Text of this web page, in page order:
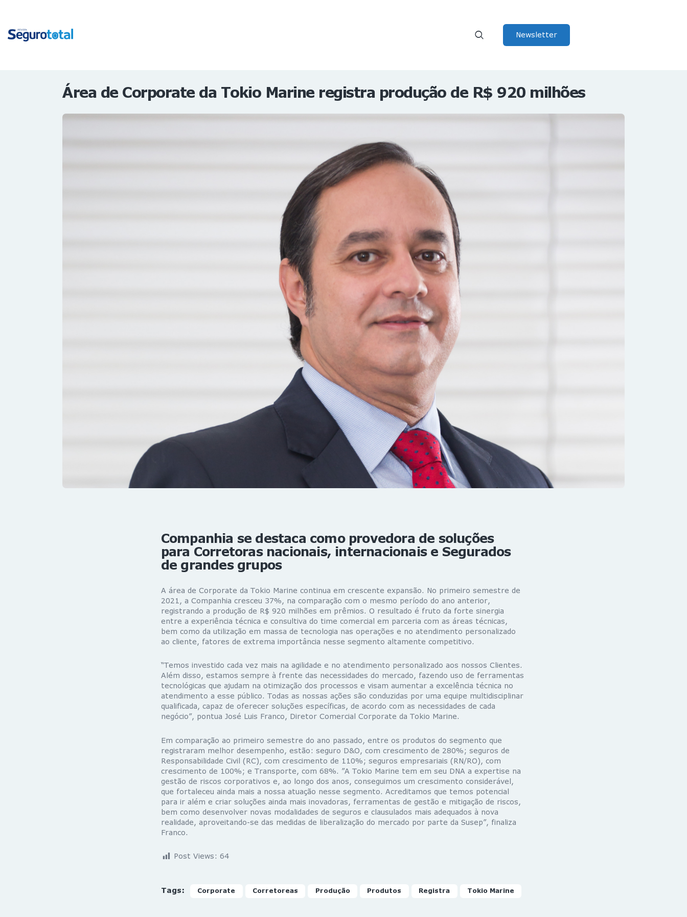
Newsletter
HOME
Área de Corporate da Tokio Marine registra produção de R$ 920 milhões
Companhia se destaca como provedora de soluções
para Corretoras nacionais, internacionais e Segurados
de grandes grupos
A área de Corporate da Tokio Marine continua em crescente expansão. No primeiro semestre de
2021, a Companhia cresceu 37%, na comparação com o mesmo período do ano anterior,
registrando a produção de R$ 920 milhões em prêmios. O resultado é fruto da forte sinergia
entre a experiência técnica e consultiva do time comercial em parceria com as áreas técnicas,
bem como da utilização em massa de tecnologia nas operações e no atendimento personalizado
ao cliente, fatores de extrema importância nesse segmento altamente competitivo.
“Temos investido cada vez mais na agilidade e no atendimento personalizado aos nossos Clientes.
Além disso, estamos sempre à frente das necessidades do mercado, fazendo uso de ferramentas
tecnológicas que ajudam na otimização dos processos e visam aumentar a excelência técnica no
atendimento a esse público. Todas as nossas ações são conduzidas por uma equipe multidisciplinar
qualificada, capaz de oferecer soluções específicas, de acordo com as necessidades de cada
negócio”, pontua José Luis Franco, Diretor Comercial Corporate da Tokio Marine.
Em comparação ao primeiro semestre do ano passado, entre os produtos do segmento que
registraram melhor desempenho, estão: seguro D&O, com crescimento de 280%; seguros de
Responsabilidade Civil (RC), com crescimento de 110%; seguros empresariais (RN/RO), com
crescimento de 100%; e Transporte, com 68%. ”A Tokio Marine tem em seu DNA a expertise na
gestão de riscos corporativos e, ao longo dos anos, conseguimos um crescimento considerável,
que fortaleceu ainda mais a nossa atuação nesse segmento. Acreditamos que temos potencial
para ir além e criar soluções ainda mais inovadoras, ferramentas de gestão e mitigação de riscos,
bem como desenvolver novas modalidades de seguros e clausulados mais adequados à nova
realidade, aproveitando-se das medidas de liberalização do mercado por parte da Susep”, finaliza
Franco.
Post Views: 64
Tags: Corporate Corretoreas Produção Produtos Registra Tokio Marine